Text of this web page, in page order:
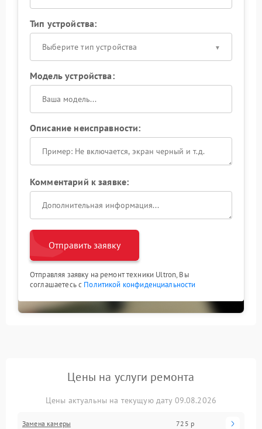
Тип устройства:
Выберите тип устройства
Модель устройства:
Описание неисправности:
Комментарий к заявке:
Отправить заявку
Отправляя заявку на ремонт техники Ultron, Вы
соглашаетесь с Политикой конфиденциальности
Цены на услуги ремонта
Цены актуальны на текущую дату 09.08.2026
Замена камеры 725 р